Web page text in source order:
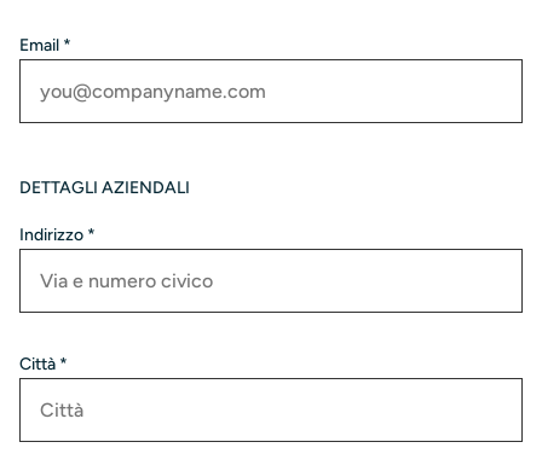
Email *
DETTAGLI AZIENDALI
Indirizzo *
Città *